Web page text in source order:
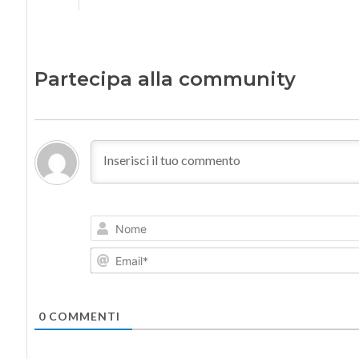
Partecipa alla community
0COMMENTI